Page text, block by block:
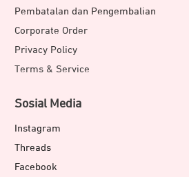
Pembatalan dan Pengembalian
Corporate Order
Privacy Policy
Terms & Service
Sosial Media
Instagram
Threads
Facebook